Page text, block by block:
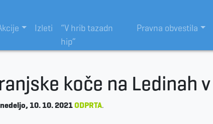
Izleti
“V hrib tazadn
hip”
Pravna obvestila
koče na Ledinah
10. 10. 2021ODPRTA.